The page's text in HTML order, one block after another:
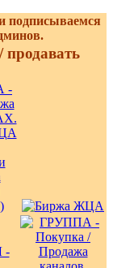
подписываемся
продавать